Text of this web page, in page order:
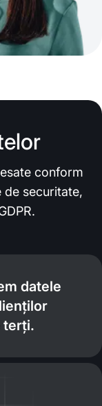
conform
de securitate,
datele
terți.